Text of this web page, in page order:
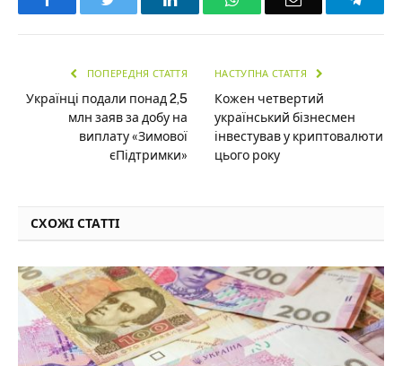
ПОПЕРЕДНЯ СТАТТЯ
Українці подали понад 2,5
млн заяв за добу на
виплату «Зимової
єПідтримки»
НАСТУПНА СТАТТЯ
Кожен четвертий
український бізнесмен
інвестував у криптовалюти
цього року
СХОЖІ СТАТТІ